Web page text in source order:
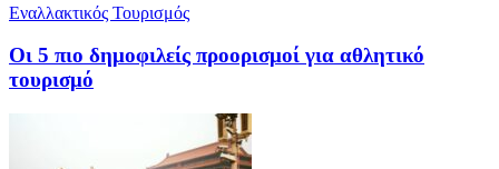
Εναλλακτικός Τουρισμός
Οι 5 πιο δημοφιλείς προορισμοί για αθλητικό
τουρισμό